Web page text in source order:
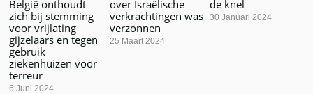
België onthoudt
zich bij stemming
voor vrijlating
gijzelaars en tegen
gebruik
ziekenhuizen voor
terreur
6 Juni 2024
over Israëlische
verkrachtingen was
verzonnen
25 Maart 2024
de knel
30 Januari 2024